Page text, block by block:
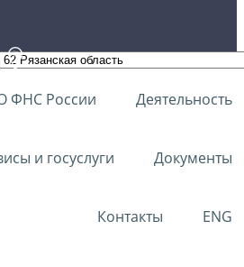
ФНС России Деятельность
и госуслуги Документы
Контакты ENG